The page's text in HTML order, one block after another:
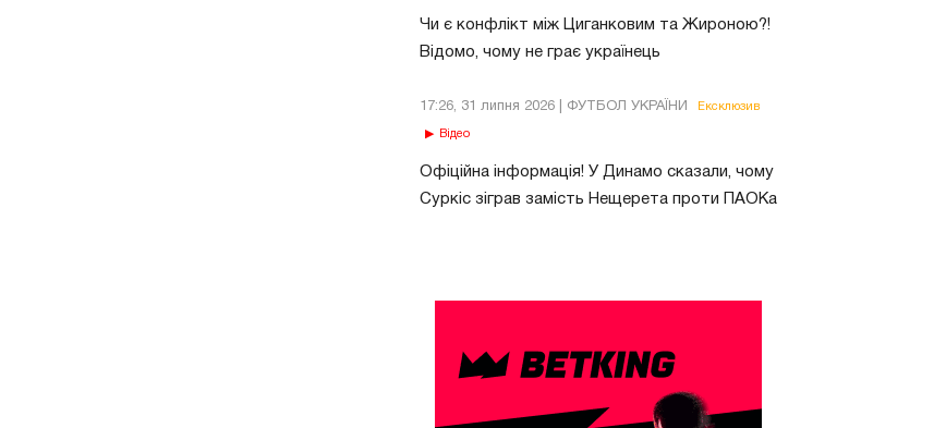
Чи є конфлікт між Циганковим та Жироною?!
Відомо, чому не грає українець
17:26, 31 липня 2026 | ФУТБОЛ УКРАЇНИ Ексклюзив
Відео
Офіційна інформація! У Динамо сказали, чому
Суркіс зіграв замість Нещерета проти ПАОКа